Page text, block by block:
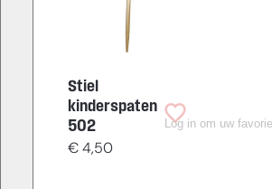
Stiel
kinderspaten
502
€4,50
Log in om uw